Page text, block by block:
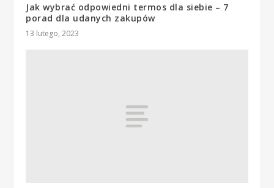
Jak wybrać odpowiedni termos dla siebie – 7
porad dla udanych zakupów
13 lutego, 2023